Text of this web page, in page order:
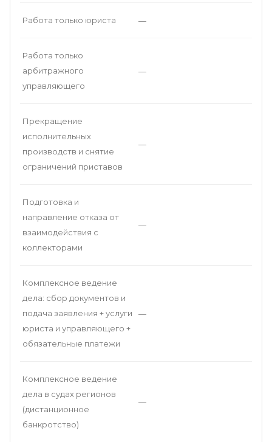
Работа только юриста —
Работа только
арбитражного
управляющего
—
Прекращение
исполнительных
производств и снятие
ограничений приставов
—
Подготовка и
направление отказа от
взаимодействия с
коллекторами
—
Комплексное ведение
дела: сбор документов и
подача заявления + услуги
юриста и управляющего +
обязательные платежи
—
Комплексное ведение
дела в судах регионов
(дистанционное
банкротство)
—